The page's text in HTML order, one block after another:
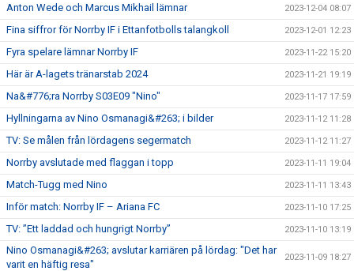
Anton Wede och Marcus Mikhail lämnar 2023-12-04 08:07
Fina siffror för Norrby IF i Ettanfotbolls talangkoll 2023-12-01 12:23
Fyra spelare lämnar Norrby IF 2023-11-22 15:20
Här är A-lagets tränarstab 2024 2023-11-21 19:19
Na&#776;ra Norrby S03E09 "Nino" 2023-11-17 17:59
Hyllningarna av Nino Osmanagi&#263; i bilder 2023-11-12 11:28
TV: Se målen från lördagens segermatch 2023-11-12 11:27
Norrby avslutade med flaggan i topp 2023-11-11 19:04
Match-Tugg med Nino 2023-11-11 13:43
Inför match: Norrby IF – Ariana FC 2023-11-10 17:25
TV: ”Ett laddad och hungrigt Norrby” 2023-11-10 13:19
Nino Osmanagi&#263; avslutar karriären på lördag: "Det har
varit en häftig resa"
2023-11-09 18:27